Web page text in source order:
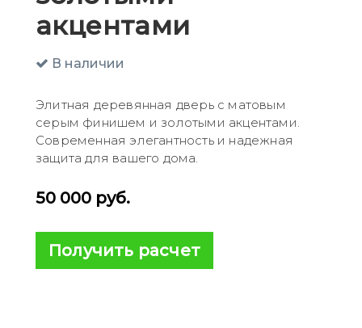
акцентами
В наличии
Элитная деревянная дверь с матовым
серым финишем и золотыми акцентами.
Современная элегантность и надежная
защита для вашего дома.
50 000 руб.
Получить расчет